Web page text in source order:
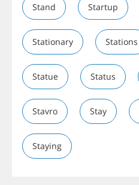
Stand Startup
Stationary Stations
Statue Status
Stavro Stay
Staying